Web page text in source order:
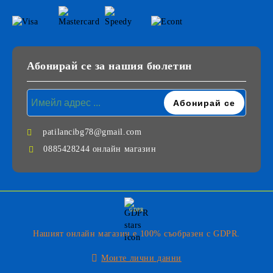
Абонирай се за нашия бюлетин
patilancibg78@gmail.com
0885428244 онлайн магазин
GDPR
Нашият онлайн магазин е 100% съобразен с GDPR.
Моите лични данни